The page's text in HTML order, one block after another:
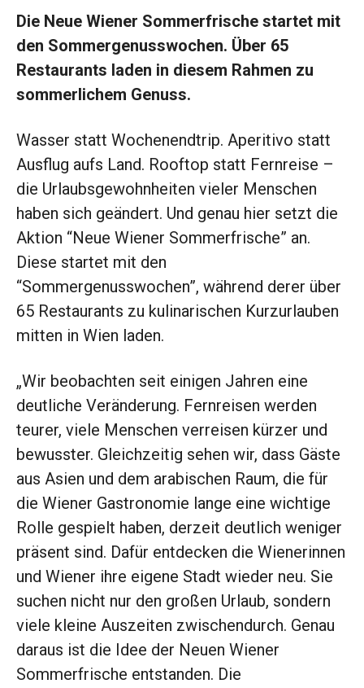
Die Neue Wiener Sommerfrische startet mit
den Sommergenusswochen. Über 65
Restaurants laden in diesem Rahmen zu
sommerlichem Genuss.
Wasser statt Wochenendtrip. Aperitivo statt
Ausflug aufs Land. Rooftop statt Fernreise –
die Urlaubsgewohnheiten vieler Menschen
haben sich geändert. Und genau hier setzt die
Aktion “Neue Wiener Sommerfrische” an.
Diese startet mit den
“Sommergenusswochen”, während derer über
65 Restaurants zu kulinarischen Kurzurlauben
mitten in Wien laden.
„Wir beobachten seit einigen Jahren eine
deutliche Veränderung. Fernreisen werden
teurer, viele Menschen verreisen kürzer und
bewusster. Gleichzeitig sehen wir, dass Gäste
aus Asien und dem arabischen Raum, die für
die Wiener Gastronomie lange eine wichtige
Rolle gespielt haben, derzeit deutlich weniger
präsent sind. Dafür entdecken die Wienerinnen
und Wiener ihre eigene Stadt wieder neu. Sie
suchen nicht nur den großen Urlaub, sondern
viele kleine Auszeiten zwischendurch. Genau
daraus ist die Idee der Neuen Wiener
Sommerfrische entstanden. Die